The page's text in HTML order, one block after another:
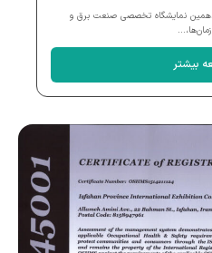
نمایشگاه تخصصی صنعت برق و
بیشتر